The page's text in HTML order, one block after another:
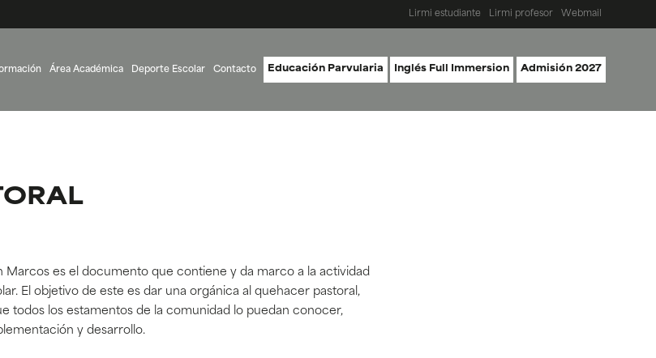
Lirmi estudiante Lirmi profesor Webmail
Área Académica Deporte Escolar Contacto Educación Parvularia Inglés Full Immersion Admisión 2027
Marcos es el documento que contiene y da marco a la actividad
El objetivo de este es dar una orgánica al quehacer pastoral,
todos los estamentos de la comunidad lo puedan conocer,
y desarrollo.